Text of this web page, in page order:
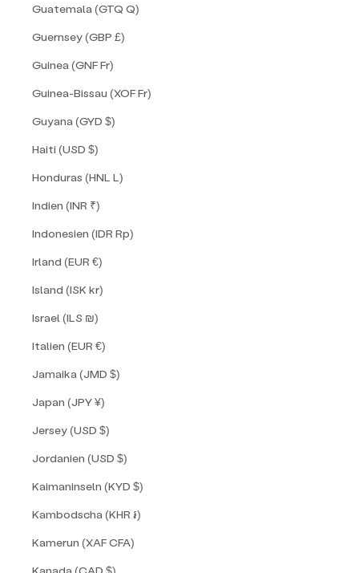
Guatemala (GTQ Q)
Guernsey (GBP £)
Guinea (GNF Fr)
Guinea-Bissau (XOF Fr)
Guyana (GYD $)
Haiti (USD $)
Honduras (HNL L)
Indien (INR ₹)
Indonesien (IDR Rp)
Irland (EUR €)
Island (ISK kr)
Israel (ILS ₪)
Italien (EUR €)
Jamaika (JMD $)
Japan (JPY ¥)
Jersey (USD $)
Jordanien (USD $)
Kaimaninseln (KYD $)
Kambodscha (KHR ៛)
Kamerun (XAF CFA)